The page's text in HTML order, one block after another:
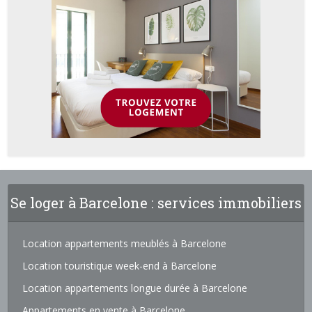
Se loger à Barcelone : services immobiliers
Location appartements meublés à Barcelone
Location touristique week-end à Barcelone
Location appartements longue durée à Barcelone